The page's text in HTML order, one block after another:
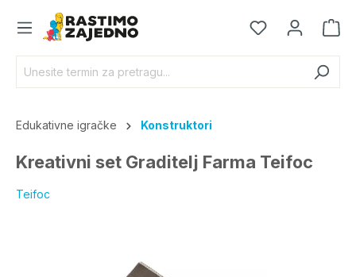
Edukativne igračke Konstruktori
Kreativni set Graditelj Farma Teifoc
Teifoc